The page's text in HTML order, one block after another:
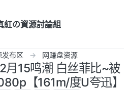
紅の資源討論組
发布区 网赚盘资源
月15鸣潮 白丝菲比~被
【161m/度U夸迅】